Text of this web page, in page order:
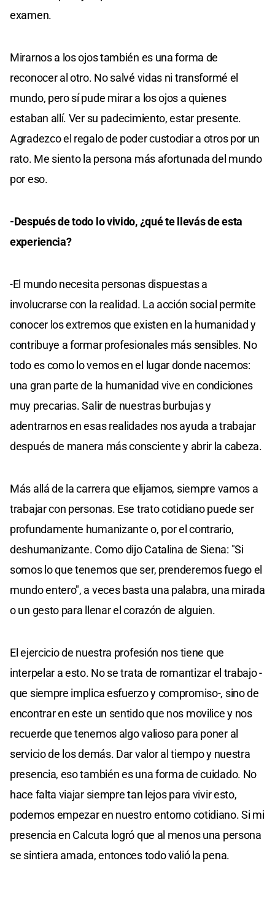
examen.
Mirarnos a los ojos también es una forma de
reconocer al otro. No salvé vidas ni transformé el
mundo, pero sí pude mirar a los ojos a quienes
estaban allí. Ver su padecimiento, estar presente.
Agradezco el regalo de poder custodiar a otros por un
rato. Me siento la persona más afortunada del mundo
por eso.
-Después de todo lo vivido, ¿qué te llevás de esta
experiencia?
-El mundo necesita personas dispuestas a
involucrarse con la realidad. La acción social permite
conocer los extremos que existen en la humanidad y
contribuye a formar profesionales más sensibles. No
todo es como lo vemos en el lugar donde nacemos:
una gran parte de la humanidad vive en condiciones
muy precarias. Salir de nuestras burbujas y
adentrarnos en esas realidades nos ayuda a trabajar
después de manera más consciente y abrir la cabeza.
Más allá de la carrera que elijamos, siempre vamos a
trabajar con personas. Ese trato cotidiano puede ser
profundamente humanizante o, por el contrario,
deshumanizante. Como dijo Catalina de Siena: "Si
somos lo que tenemos que ser, prenderemos fuego el
mundo entero", a veces basta una palabra, una mirada
o un gesto para llenar el corazón de alguien.
El ejercicio de nuestra profesión nos tiene que
interpelar a esto. No se trata de romantizar el trabajo -
que siempre implica esfuerzo y compromiso-, sino de
encontrar en este un sentido que nos movilice y nos
recuerde que tenemos algo valioso para poner al
servicio de los demás. Dar valor al tiempo y nuestra
presencia, eso también es una forma de cuidado. No
hace falta viajar siempre tan lejos para vivir esto,
podemos empezar en nuestro entorno cotidiano. Si mi
presencia en Calcuta logró que al menos una persona
se sintiera amada, entonces todo valió la pena.